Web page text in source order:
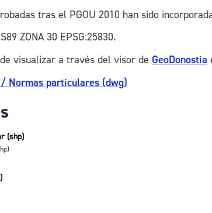
tras el PGOU 2010 han sido
ZONA 30 EPSG:25830.
visualizar a través del visor de GeoDonostia
Normas particulares (dwg)
(shp)